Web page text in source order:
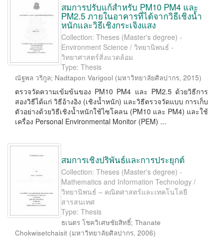
สมการปรับแก้สำหรับ PM10 PM4 และ
PM2.5 ภายในอาคารที่ได้จากวิธีเชิงน้ำ
หนักและวิธีเชิงกระเจิงแสง
Collection: Theses (Master's degree) -
Environment Science / วิทยานิพนธ์ -
วิทยาศาสตร์สิ่งแวดล้อม
Type: Thesis
ณัฐพล วริกูล; Nadtapon Varigool (มหาวิทยาลัยศิลปากร, 2015)
ตรวจวัดความเข้มข้นของ PM10 PM4 และ PM2.5 ด้วยวิธีการ
สองวิธีได้แก่ วิธีอ้างอิง (เชิงน้ำหนัก) และวิธีตรวจวัดแบบ การเก็บ
ตัวอย่างด้วยวิธีเชิงน้ำหนักใช้ไซโคลน (PM10 และ PM4) และใช้
เครื่อง Personal Environmental Monitor (PEM) ...
สมการเชิงปริพันธ์และการประยุกต์
Collection: Theses (Master's degree) -
Mathematics and Information Technology /
วิทยานิพนธ์ – คณิตศาสตร์และเทคโนโลยี
สารสนเทศ
Type: Thesis
ธเนตร โชควิเศษชัยสิทธิ์; Thanate
Chokwisetchaisit (มหาวิทยาลัยศิลปากร, 2006)